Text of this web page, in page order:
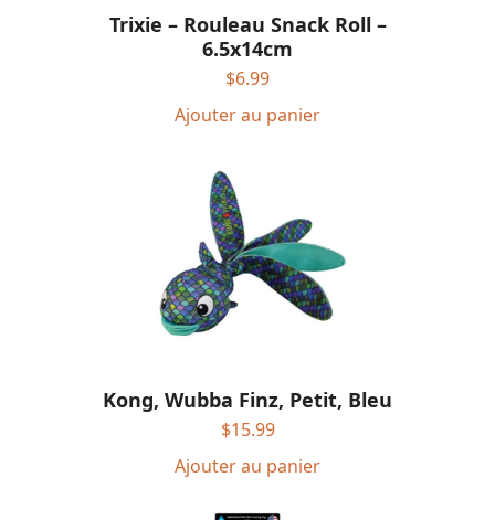
Trixie – Rouleau Snack Roll –
6.5x14cm
$6.99
Ajouter au panier
Kong, Wubba Finz, Petit, Bleu
$15.99
Ajouter au panier